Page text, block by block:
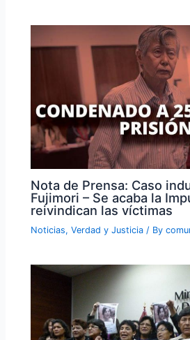
Nota de Prensa: Caso
Fujimori – Se acaba la
reivindican las víctimas
Noticias,Verdad y Justicia / By